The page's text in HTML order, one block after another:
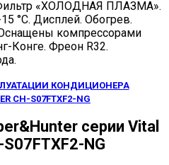
Фильтр «ХОЛОДНАЯ ПЛАЗМА».
°C. Дисплей. Обогрев.
компресcорами
Конге. Фреон R32.
КОНДИЦИОНЕРА
CH-S07FTXF2-NG
серии Vital
NG